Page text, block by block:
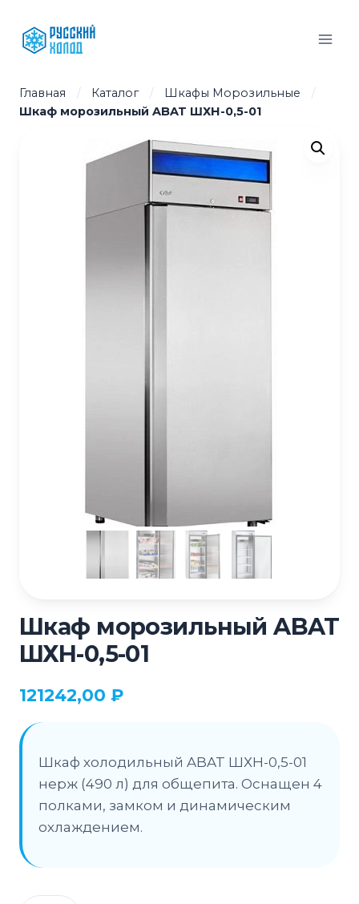
содержимому
Главная / Каталог / Шкафы Морозильные
/
Шкаф морозильный ABAT ШХН-0,5-01
Шкаф морозильный ABAT
ШХН-0,5-01
121242,00 ₽
Шкаф холодильный ABAT ШХН-0,5-01
нерж (490 л) для общепита. Оснащен 4
полками, замком и динамическим
охлаждением.